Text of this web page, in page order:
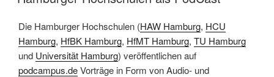
Die Hamburger Hochschulen (HAW Hamburg, HCU
Hamburg, HfBK Hamburg, HfMT Hamburg, TU Hamburg
und Universität Hamburg) veröffentlichen auf
podcampus.deVorträge in Form von Audio- und